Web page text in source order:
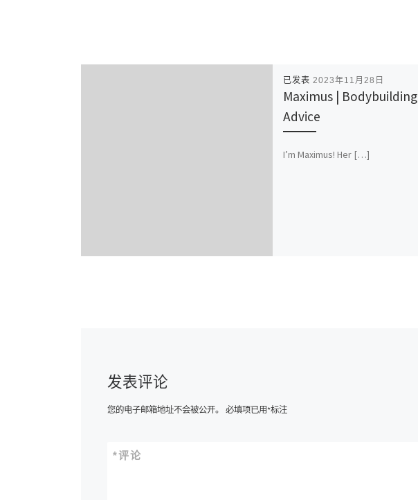
已发表 2023年11月28日
Maximus | Bodybuilding
Advice
I’m Maximus! Her […]
发表评论
您的电子邮箱地址不会被公开。 必填项已用*标注
评论
*